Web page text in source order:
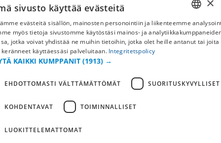
Lisää meistä
Yritystiedot
FI
sivusto käyttää evästeitä
evästeitä sisällön, mainosten personointiin ja liikenteemme
myös tietoja sivustomme käytöstäsi mainos- ja
jotka voivat yhdistää ne muihin tietoihin, jotka olet heille antanut tai joita
keränneet käyttäessäsi palveluitaan. Integritetspolicy
KAIKKI KUMPPANIT (1913) →
EHDOTTOMASTI VÄLTTÄMÄTTÖMÄT SUORITUSKYVYLLISET
KOHDENTAVAT TOIMINNALLISET
LUOKITTELEMATTOMAT